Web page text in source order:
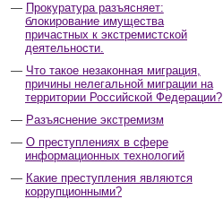
Прокуратура разъясняет:
блокирование имущества
причастных к экстремистской
деятельности.
Что такое незаконная миграция,
причины нелегальной миграции на
территории Российской Федерации?
Разъяснение экстремизм
О преступлениях в сфере
информационных технологий
Какие преступления являются
коррупционными?